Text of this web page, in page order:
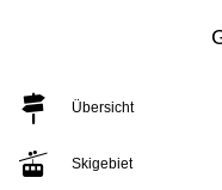
Übersicht
Skigebiet